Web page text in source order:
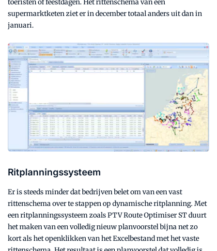
toeristen of feestdagen. Het rittenschema van een
supermarktketen ziet er in december totaal anders uit dan in
januari.
Ritplanningssysteem
Er is steeds minder dat bedrijven belet om van een vast
rittenschema over te stappen op dynamische ritplanning. Met
een ritplanningssysteem zoals PTV Route Optimiser ST duurt
het maken van een volledig nieuw planvoorstel bijna net zo
kort als het openklikken van het Excelbestand met het vaste